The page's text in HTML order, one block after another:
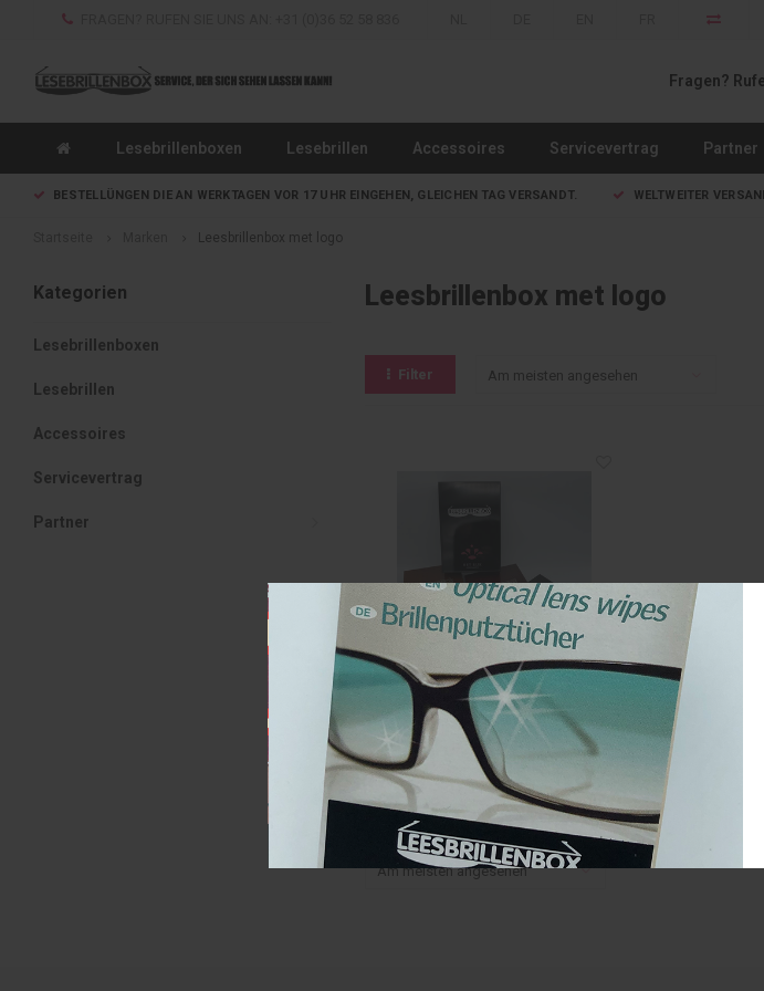
Fragen?
Lesebrillenboxen Lesebrillen Accessoires Servicevertrag Partner
BESTELLÜNGEN DIE AN WERKTAGEN VOR 17 UHR EINGEHEN, GLEICHEN TAG VERSANDT. WELTWEITER
Leesbrillenbox met logo
Kategorien
Lesebrillenboxen
Lesebrillen
Accessoires
Servicevertrag
Partner
Leesbrillenbox met logo
Filter Am meisten angesehen
Leesbrillenbox met logo
Lesebrillenbox mit ihre Logo!
€69,00
(€83,49 Inkl. MwSt.)
Am meisten angesehen